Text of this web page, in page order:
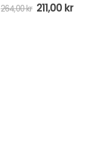
264,00kr 211,00 kr